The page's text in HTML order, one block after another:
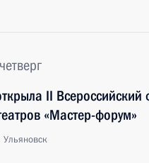
II Всероссийский
«Мастер-форум»
Ульяновск